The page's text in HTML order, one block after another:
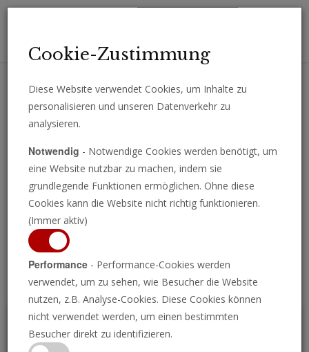
Erhalten Sie wichtige Analysen, Kommentare und Nachrichten
Programm ansehen
Cookie-Zustimmung
Diese Website verwendet Cookies, um Inhalte zu
personalisieren und unseren Datenverkehr zu
analysieren.
Notwendig - Notwendige Cookies werden benötigt, um
eine Website nutzbar zu machen, indem sie
grundlegende Funktionen ermöglichen. Ohne diese
Cookies kann die Website nicht richtig funktionieren.
(Immer aktiv)
Performance - Performance-Cookies werden
verwendet, um zu sehen, wie Besucher die Website
nutzen, z.B. Analyse-Cookies. Diese Cookies können
nicht verwendet werden, um einen bestimmten
Besucher direkt zu identifizieren.